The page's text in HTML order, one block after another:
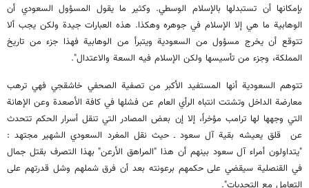
بإمكانها أن تستبدلها بالإسلام الوسطي. وكثير ما يقول المسؤول السعودي أن
الوهابية ما هي إلا الإسلام في جوهره وهكذا. هذه العبارات جيدة ولكن يجب ألا
تتوقع أن يخرج مسؤول من السعودية ويتبرأ من الوهابية فهذا جزء من تاريخ
المملكة، وجزء من تأسيسها ولكن الإسلام فيه السعة والاعتدال".
تتوهم السعودية أنها المستفيد الأكبر من تصفية الصحفي خاشقجي فهي ترهب
معارضة الداخل وتشتت انتباه الرأي العام عن فشلها في كافة الأصعدة وعن الإهانة
التي وجهها لها ترامب مؤخراً، إلا إن بعض المصادر التي تنقل أسرار الحكم تتحدث
عن قلق يعيشه بقية آل سعود ـ حيث نقل المغرد السعودي الشهير مجتهد :
"يتداولون أمراء آل سعود بينهم أن هذا "المراهق الأرعن" بهذا التصرف بقتل جمال
في القنصلية سيقضي على حكمهم برعونته بعد أن فرق شملهم وشل قدرتهم على
التعامل مع التحديات".